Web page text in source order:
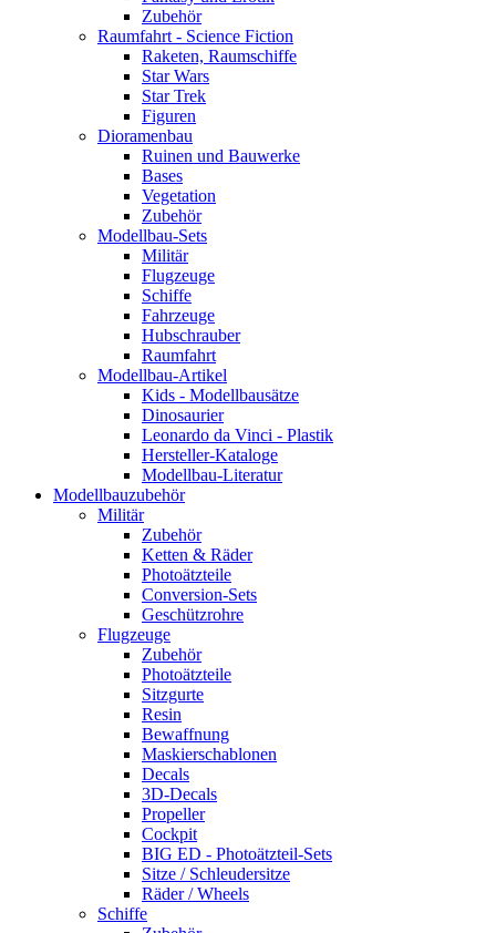
Zubehör
Raumfahrt - Science Fiction
Raketen, Raumschiffe
Star Wars
Star Trek
Figuren
Dioramenbau
Ruinen und Bauwerke
Bases
Vegetation
Zubehör
Modellbau-Sets
Militär
Flugzeuge
Schiffe
Fahrzeuge
Hubschrauber
Raumfahrt
Modellbau-Artikel
Kids - Modellbausätze
Dinosaurier
Leonardo da Vinci - Plastik
Hersteller-Kataloge
Modellbau-Literatur
Modellbauzubehör
Militär
Zubehör
Ketten & Räder
Photoätzteile
Conversion-Sets
Geschützrohre
Flugzeuge
Zubehör
Photoätzteile
Sitzgurte
Resin
Bewaffnung
Maskierschablonen
Decals
3D-Decals
Propeller
Cockpit
BIG ED - Photoätzteil-Sets
Sitze / Schleudersitze
Räder / Wheels
Schiffe